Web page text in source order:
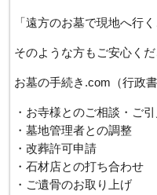
「遠方のお墓で現地へ行
そのような方もご安心くだ
お墓の手続き.com（行政
・お寺様とのご相談・ご
・墓地管理者との調整
・改葬許可申請
・石材店との打ち合わせ
・ご遺骨のお取り上げ